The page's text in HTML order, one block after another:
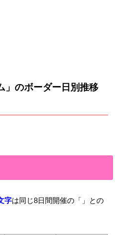
」のボーダー日別推移
字は同じ8日間開催の「」との